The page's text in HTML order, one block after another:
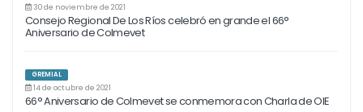
30 de noviembre de 2021
Consejo Regional De Los Ríos celebró en grande el 66°
Aniversario de Colmevet
GREMIAL
14 de octubre de 2021
66° Aniversario de Colmevet se conmemora con Charla de OIE